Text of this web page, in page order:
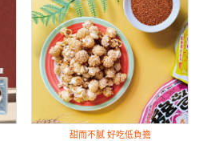
甜而不膩 好吃低負擔